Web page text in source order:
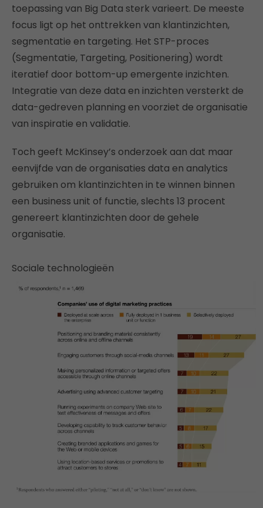
toepassing van Big Data sterk varieert. De meeste
focus ligt op het onttrekken van klantinzichten,
segmentatie en targeting. Het STP-proces
(Segmentatie, Targeting, Positionering) wordt
iteratief door bottom-up emergente inzichten.
Integratie van deze data en inzichten versterkt de
data-gedreven planning en voorziet de organisatie
van inspiratie en validatie.
Toch geeft McKinsey’s onderzoek aan dat maar
eenvijfde van de organisaties data en analytics
gebruiken om klantinzichten in te winnen binnen
een business unit of functie, slechts 13 procent
genereert klantinzichten door de gehele
organisatie.
Sociale technologieën